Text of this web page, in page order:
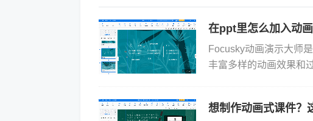
在ppt里怎么加入动
Focusky动画演示大师
丰富多样的动画效果和
想制作动画式课件？